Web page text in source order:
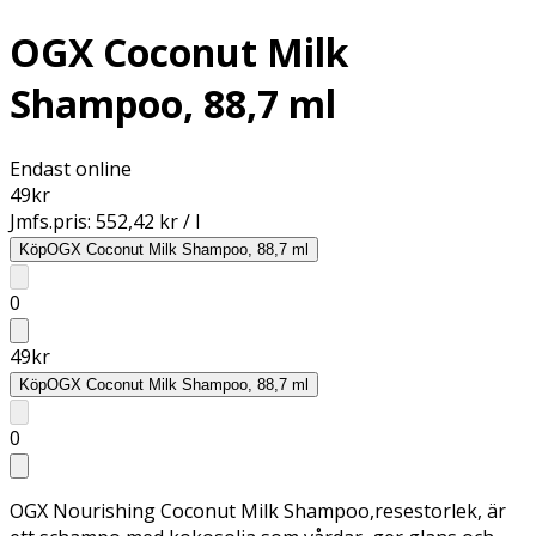
OGX Coconut Milk
Shampoo, 88,7 ml
Endast online
49kr
Jmfs.pris: 552,42 kr / l
KöpOGX Coconut Milk Shampoo, 88,7 ml
0
49kr
KöpOGX Coconut Milk Shampoo, 88,7 ml
0
OGX Nourishing Coconut Milk Shampoo,resestorlek, är